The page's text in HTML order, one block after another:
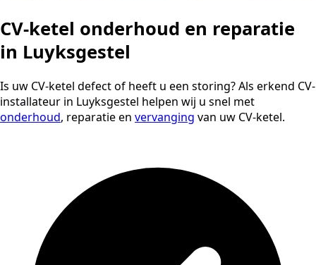
CV-ketel onderhoud en reparatie
in Luyksgestel
Is uw CV-ketel defect of heeft u een storing? Als erkend CV-
installateur in Luyksgestel helpen wij u snel met
onderhoud, reparatie en vervanging van uw CV-ketel.